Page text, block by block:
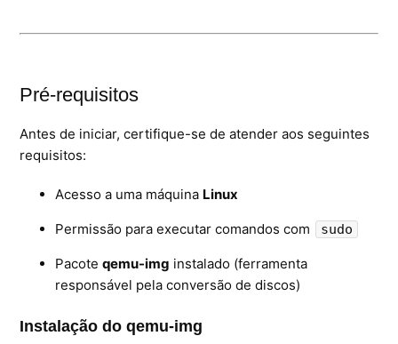
Interno - Veeam
Pré-requisitos
Antes de iniciar, certifique-se de atender aos seguintes
requisitos:
Acesso a uma máquina Linux
Permissão para executar comandos com sudo
Pacoteqemu-img instalado (ferramenta
responsável pela conversão de discos)
Instalação do qemu-img